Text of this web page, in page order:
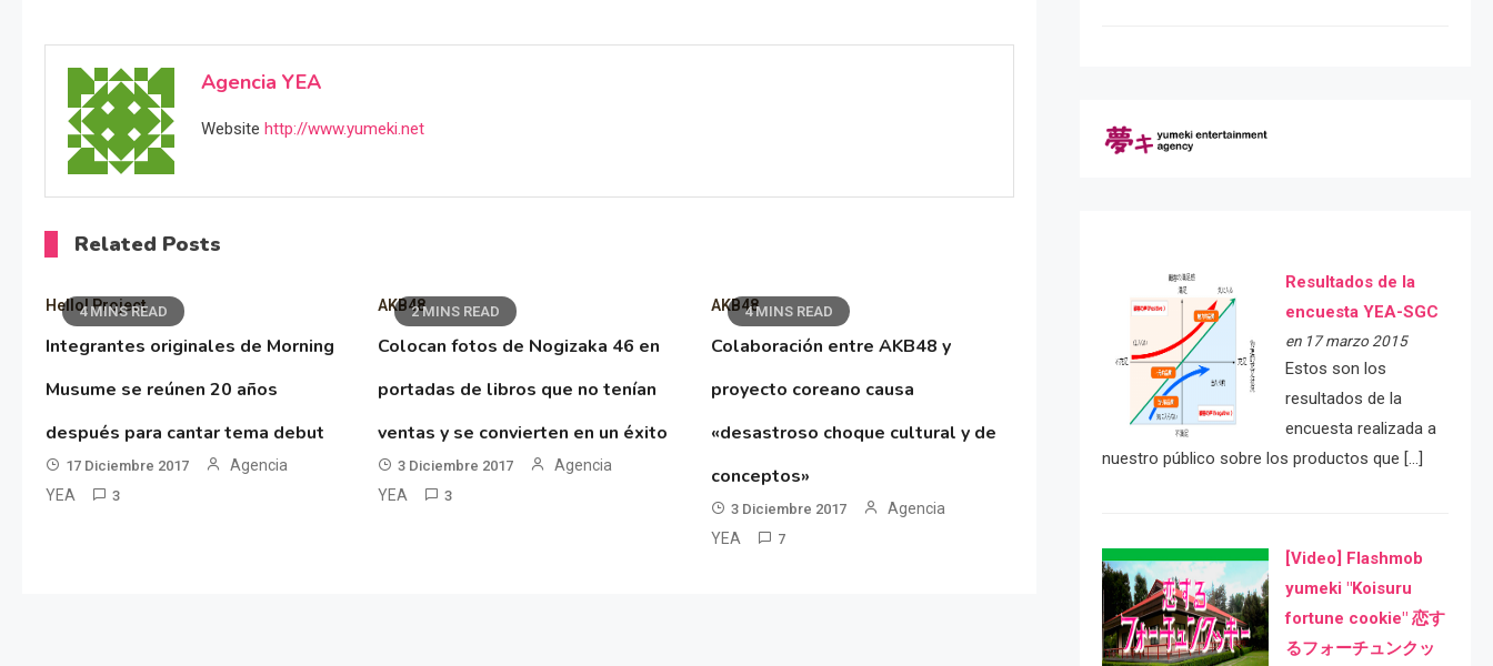
Agencia YEA
Website http://www.yumeki.net
Related Posts
4 MINS READ
Hello! Project
Integrantes originales de Morning
Musume se reúnen 20 años
después para cantar tema debut
17 Diciembre 2017
Agencia
YEA
3
2 MINS READ
AKB48
Colocan fotos de Nogizaka 46 en
portadas de libros que no tenían
ventas y se convierten en un éxito
3 Diciembre 2017
Agencia
YEA
3
4 MINS READ
AKB48
Colaboración entre AKB48 y
proyecto coreano causa
«desastroso choque cultural y de
conceptos»
3 Diciembre 2017
Agencia
YEA
7
Resultados de la
encuesta YEA-SGC
en 17 marzo 2015
Estos son los
resultados de la
encuesta realizada a
nuestro público sobre los productos que […]
[Video] Flashmob
yumeki "Koisuru
fortune cookie" 恋す
るフォーチュンクッ